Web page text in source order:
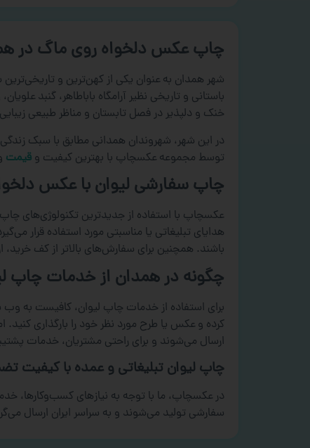
چاپ عکس دلخواه روی ماگ در
باستانی و تاریخی نظیر آرامگاه باباطاهر، گنبد
خنک و دلپذیر در فصل تابستان و مناظر طبیعی
در این شهر، شهروندان همدانی مطابق با سبک زندگی
توسط مجموعه عکسچاپ با بهترین کیفیت و قیمت
چاپ سفارشی لیوان با عکس
عکسچاپ با استفاده از جدیدترین تکنولوژی‌های
هدایای تبلیغاتی یا مناسبتی مورد استفاده قرار
باشند. همچنین برای سفارش‌های بالاتر از کف خرید،
چگونه در همدان از خدمات چاپ
برای استفاده از خدمات چاپ لیوان، کافیست به
کرده و عکس یا طرح مورد نظر خود را بارگذاری
ارسال می‌شوند و برای راحتی مشتریان، خدمات
چاپ لیوان تبلیغاتی و عمده با کیفیت
در عکسچاپ، ما با توجه به نیازهای کسب‌وکارها،
سفارشی تولید می‌شوند و به سراسر ایران ارسال